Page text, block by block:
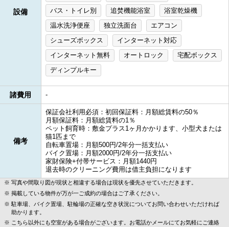
設備
バス・トイレ別
追焚機能浴室
浴室乾燥機
温水洗浄便座
独立洗面台
エアコン
シューズボックス
インターネット対応
インターネット無料
オートロック
宅配ボックス
ディンプルキー
諸費用 -
備考
保証会社利用必須：初回保証料：月額総賃料の50％
月額保証料：月額総賃料の1％
ペット飼育時：敷金プラス1ヶ月かかります、小型犬または
猫1匹まで
自転車置場：月額500円/2年分一括支払い
バイク置場：月額2000円/2年分一括支払い
家財保険+付帯サービス：月額1440円
退去時のクリーニング費用は借主負担になります
写真や間取り図が現状と相違する場合は現状を優先させていただきます。
掲載している物件が万が一ご成約の場合はご了承ください。
駐車場、バイク置場、駐輪場の正確な空き状況についてお問い合わせいただければ
助かります。
こちら以外にも空室がある場合がございます。お電話かメールにてお気軽にご連絡